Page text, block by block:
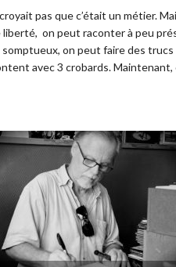
pas que c’était un métier.
liberté, on peut raconter à peu
on peut faire des trucs
avec 3 crobards.